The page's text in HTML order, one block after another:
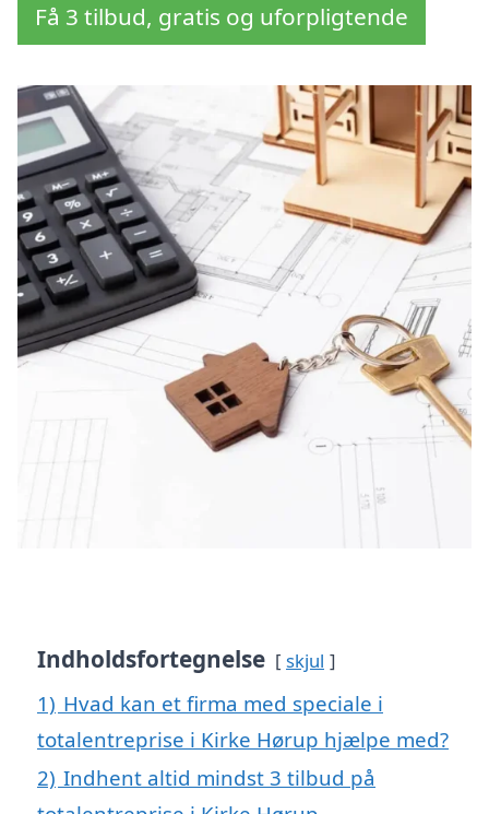
Få 3 tilbud, gratis og uforpligtende
Indholdsfortegnelse skjul
1) Hvad kan et firma med speciale i
totalentreprise i Kirke Hørup hjælpe med?
2) Indhent altid mindst 3 tilbud på